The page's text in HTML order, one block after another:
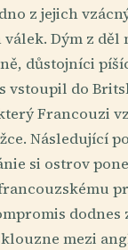
z jejich
Dým z děl
důstojníci
vstoupil do
Francouzi
Následující
si ostrov
dodnes
mezi